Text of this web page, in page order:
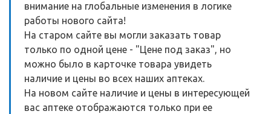
внимание на глобальные изменения в логике
работы нового сайта!
На старом сайте вы могли заказать товар
только по одной цене - "Цене под заказ", но
можно было в карточке товара увидеть
наличие и цены во всех наших аптеках.
На новом сайте наличие и цены в интересующей
вас аптеке отображаются только при ее